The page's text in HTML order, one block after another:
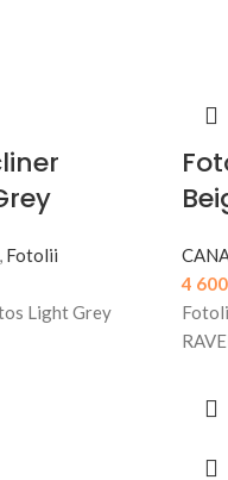
, Fotolii
Light Grey
4 600